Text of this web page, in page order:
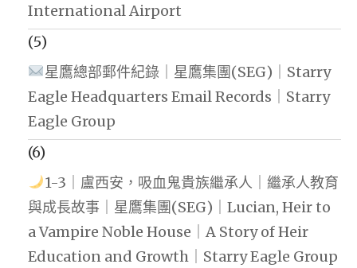
International Airport
(5)
星鷹總部郵件紀錄｜星鷹集團(SEG)｜Starry
Eagle Headquarters Email Records｜Starry
Eagle Group
(6)
1-3｜盧西安，吸血鬼貴族繼承人｜繼承人教育
與成長故事｜星鷹集團(SEG)｜Lucian, Heir to
a Vampire Noble House｜A Story of Heir
Education and Growth｜Starry Eagle Group